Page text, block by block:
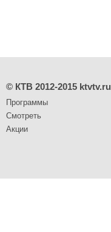
© КТВ 2012-2015 ktvtv.ru
Программы
Смотреть
Акции